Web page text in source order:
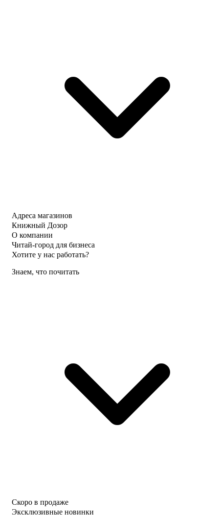
Адреса магазинов
Книжный Дозор
О компании
Читай-город для бизнеса
Хотите у нас работать?
Знаем, что почитать
Скоро в продаже
Эксклюзивные новинки